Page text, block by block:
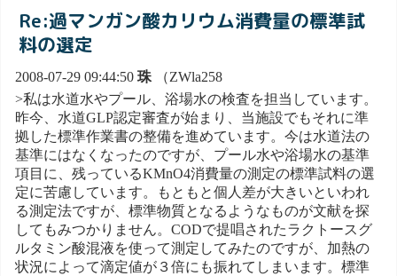
Re:過マンガン酸カリウム消費量の標準試
料の選定
2008-07-29 09:44:50 珠 （ZWla258
>私は水道水やプール、浴場水の検査を担当しています。
昨今、水道GLP認定審査が始まり、当施設でもそれに準
拠した標準作業書の整備を進めています。今は水道法の
基準にはなくなったのですが、プール水や浴場水の基準
項目に、残っているKMnO4消費量の測定の標準試料の選
定に苦慮しています。もともと個人差が大きいといわれ
る測定法ですが、標準物質となるようなものが文献を探
してもみつかりません。CODで提唱されたラクトースグ
ルタミン酸混液を使って測定してみたのですが、加熱の
状況によって滴定値が３倍にも振れてしまいます。標準